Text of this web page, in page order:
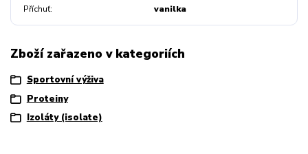
Příchuť vanilka
Zboží zařazeno v kategoriích
Sportovní výživa
Proteiny
Izoláty (isolate)